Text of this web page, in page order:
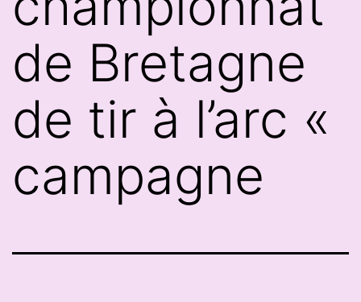
de Bretagne
de tir à l’arc «
campagne